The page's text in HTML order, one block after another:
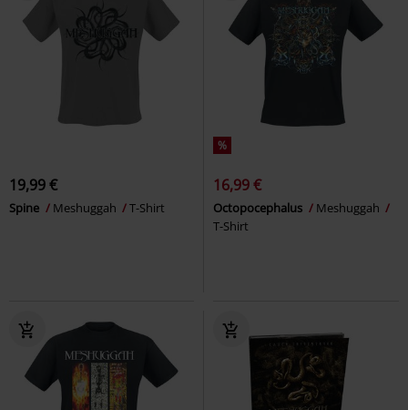
19,99 €
Spine Meshuggah T-Shirt
%
16,99 €
Octopocephalus
Meshuggah
T-Shirt